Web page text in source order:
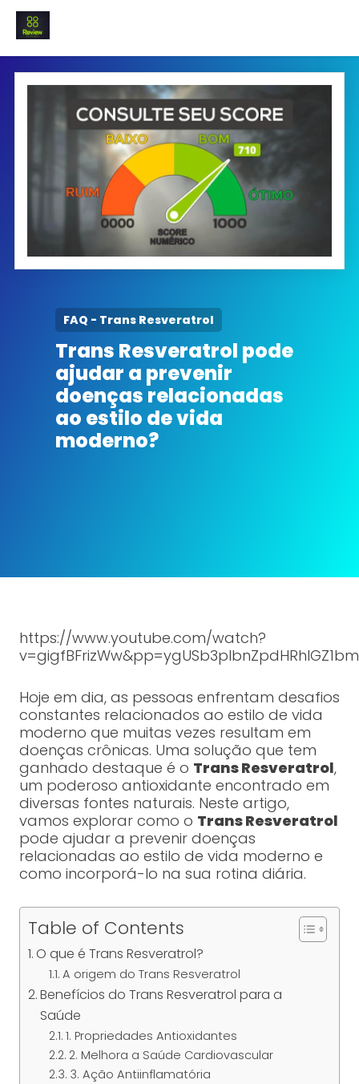
INICIO
Termo e Condições
Política Privacidade
SOBRE NÓS
FAQ - Trans Resveratrol
Trans Resveratrol pode
ajudar a prevenir
doenças relacionadas
ao estilo de vida
moderno?
https://www.youtube.com/watch?
Hoje em dia, as pessoas enfrentam desafios
constantes relacionados ao estilo de vida
moderno que muitas vezes resultam em
doenças crônicas. Uma solução que tem
ganhado destaque é o Trans Resveratrol,
um poderoso antioxidante encontrado em
diversas fontes naturais. Neste artigo,
vamos explorar como o Trans Resveratrol
pode ajudar a prevenir doenças
relacionadas ao estilo de vida moderno e
como incorporá-lo na sua rotina diária.
Table of Contents
O que é Trans Resveratrol?
A origem do Trans Resveratrol
Benefícios do Trans Resveratrol para a
Saúde
1. Propriedades Antioxidantes
2. Melhora a Saúde Cardiovascular
3. Ação Antiinflamatória